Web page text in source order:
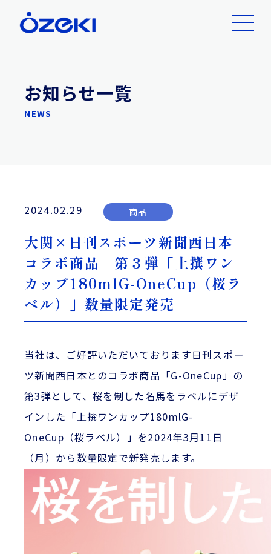
お知らせ一覧
NEWS
2024.02.29 商品
大関×日刊スポーツ新聞西日本
コラボ商品 第３弾「上撰ワン
カップ180mlG-OneCup（桜ラ
ベル）」数量限定発売
当社は、ご好評いただいております日刊スポー
ツ新聞西日本とのコラボ商品「G-OneCup」の
第3弾として、桜を制した名馬をラベルにデザ
インした「上撰ワンカップ180mlG-
OneCup（桜ラベル）」を2024年3月11日
（月）から数量限定で新発売します。